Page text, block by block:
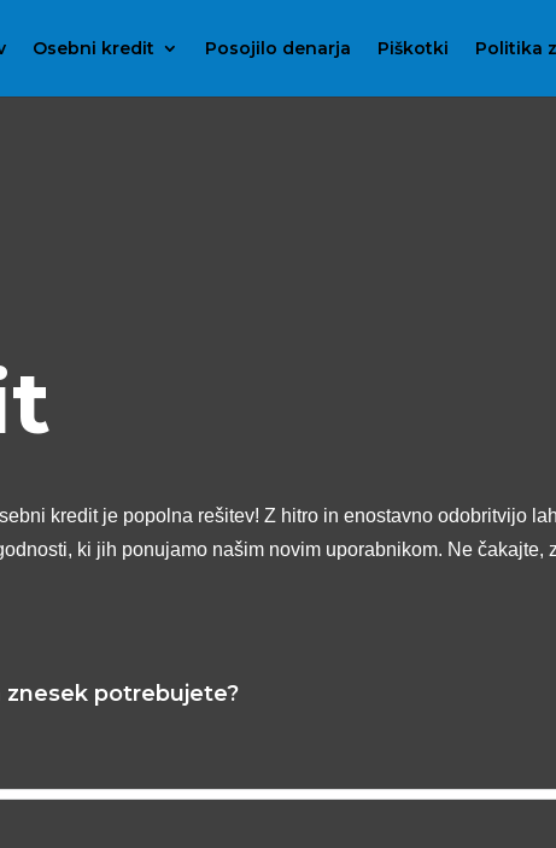
Osebni kredit Posojilo denarja Piškotki Politika
kredit je popolna rešitev! Z hitro in enostavno odobritvijo
ki jih ponujamo našim novim uporabnikom. Ne čakajte,
znesek potrebujete?